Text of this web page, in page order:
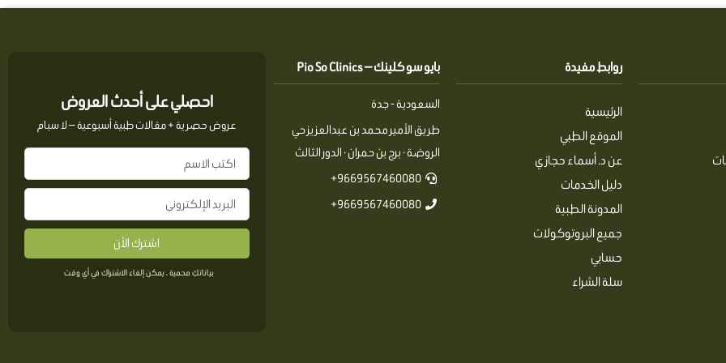
روابط مفيدة
الرئيسية
الموقع الطبي
عن د. أسماء حجازي
دليل الخدمات
المدونة الطبية
جميع البروتوكولات
حسابي
سلة الشراء
بايو سو كلينك — Pio So Clinics
السعودية - جدة
طريق الأمير محمد بن عبدالعزيز حي
الروضة · برج بن حمران · الدور الثالث
9669567460080+
9669567460080+
احصلي على أحدث العروض
عروض حصرية + مقالات طبية أسبوعية — لا سبام
اشترك الأن
بياناتكِ محمية ، يمكن إلغاء الاشتراك في أي وقت